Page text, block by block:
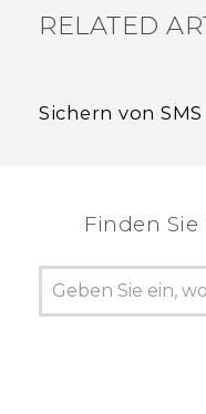
RELATED
Sichern von SMS
Finden Sie